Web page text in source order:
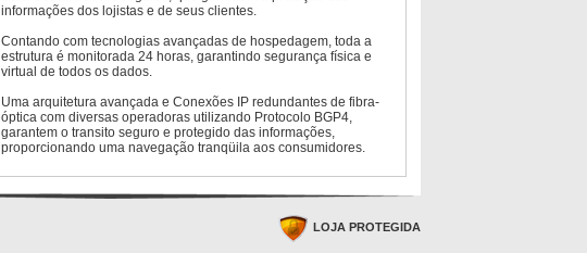
informações dos lojistas e de seus clientes.
Contando com tecnologias avançadas de hospedagem, toda a
estrutura é monitorada 24 horas, garantindo segurança física e
virtual de todos os dados.
Uma arquitetura avançada e Conexões IP redundantes de fibra-
óptica com diversas operadoras utilizando Protocolo BGP4,
garantem o transito seguro e protegido das informações,
proporcionando uma navegação tranqüila aos consumidores.
LOJA PROTEGIDA